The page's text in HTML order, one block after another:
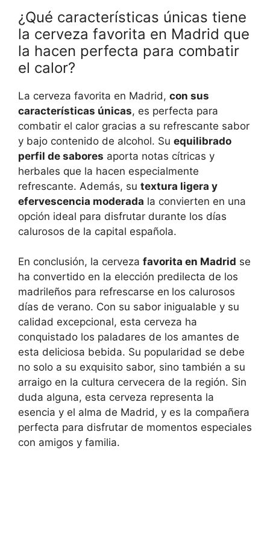
¿Qué características únicas tiene
la cerveza favorita en Madrid que
la hacen perfecta para combatir
el calor?
La cerveza favorita en Madrid, con sus
características únicas, es perfecta para
combatir el calor gracias a su refrescante sabor
y bajo contenido de alcohol. Su equilibrado
perfil de sabores aporta notas cítricas y
herbales que la hacen especialmente
refrescante. Además, su textura ligera y
efervescencia moderada la convierten en una
opción ideal para disfrutar durante los días
calurosos de la capital española.
En conclusión, la cerveza favorita en Madrid se
ha convertido en la elección predilecta de los
madrileños para refrescarse en los calurosos
días de verano. Con su sabor inigualable y su
calidad excepcional, esta cerveza ha
conquistado los paladares de los amantes de
esta deliciosa bebida. Su popularidad se debe
no solo a su exquisito sabor, sino también a su
arraigo en la cultura cervecera de la región. Sin
duda alguna, esta cerveza representa la
esencia y el alma de Madrid, y es la compañera
perfecta para disfrutar de momentos especiales
con amigos y familia.